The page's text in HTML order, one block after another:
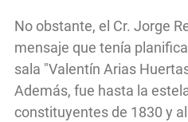
No obstante, el Cr. Jorge
mensaje que tenía
sala "Valentín Arias
Además, fue hasta la
constituyentes de 1830 y